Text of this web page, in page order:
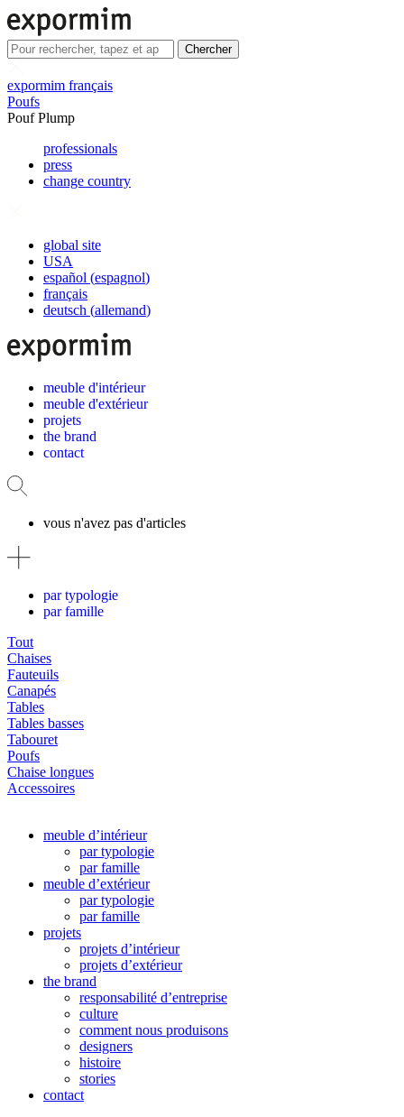
Chercher
expormim français
Poufs
Pouf Plump
professionals
press
change country
global site
USA
español (espagnol)
français
deutsch (allemand)
meuble d'intérieur
meuble d'extérieur
projets
the brand
contact
vous n'avez pas d'articles
par typologie
par famille
Tout
Chaises
Fauteuils
Canapés
Tables
Tables basses
Tabouret
Poufs
Chaise longues
Accessoires
meuble d’intérieur
par typologie
par famille
meuble d’extérieur
par typologie
par famille
projets
projets d’intérieur
projets d’extérieur
the brand
responsabilité d’entreprise
culture
comment nous produisons
designers
histoire
stories
contact